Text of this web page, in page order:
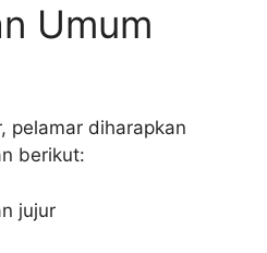
Umum
pelamar diharapkan
berikut:
jujur